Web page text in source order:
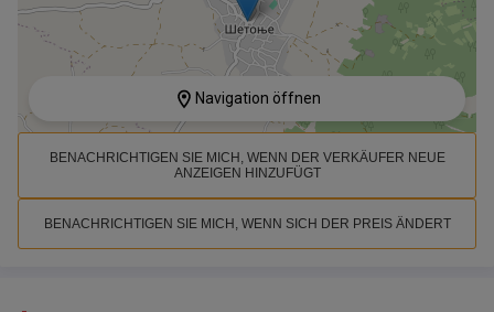
Navigation öffnen
BENACHRICHTIGEN SIE MICH, WENN DER VERKÄUFER NEUE
ANZEIGEN HINZUFÜGT
BENACHRICHTIGEN SIE MICH, WENN SICH DER PREIS ÄNDERT